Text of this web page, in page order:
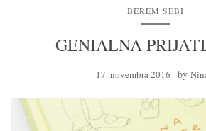
BEREM SEBI
GENIALNA
17. novembra 2016 by